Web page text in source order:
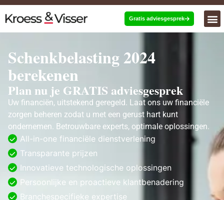
Gratis adviesgesprek
Schenkbelasting 2024
berekenen
Plan nu je GRATIS adviesgesprek
Uw financiën, uitstekend geregeld. Laat ons uw financiële
zorgen beheren zodat u met een gerust hart kunt
ondernemen. Betrouwbare experts, optimale oplossingen.
All-in-one financiële dienstverlening
Transparante prijzen
Innovatieve technologische oplossingen
Persoonlijke en proactieve klantbenadering
Branchespecifieke expertise